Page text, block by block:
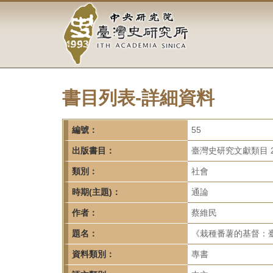
容
中
央
研
究
院-
臺
灣
史
研
究
所-
書目列表-詳細資料
編號： 55
出版書目： 臺灣史研究文獻類目
類別： 社會
時期(主題)： 通論
作者： 蔡維民
題名： 《栽種番薯的基督
資料類別： 專書